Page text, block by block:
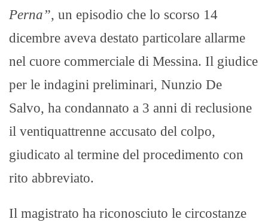
Perna”, un episodio che lo scorso 14
dicembre aveva destato particolare allarme
nel cuore commerciale di Messina. Il giudice
per le indagini preliminari, Nunzio De
Salvo, ha condannato a 3 anni di reclusione
il ventiquattrenne accusato del colpo,
giudicato al termine del procedimento con
rito abbreviato.
Il magistrato ha riconosciuto le circostanze